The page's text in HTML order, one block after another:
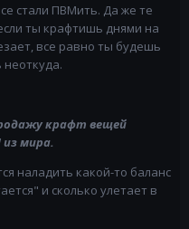
стали ПВМить. Да же те
ты крафтишь днями на
все равно ты будешь
крафт вещей
мира.
наладить какой-то баланс
и сколько улетает в